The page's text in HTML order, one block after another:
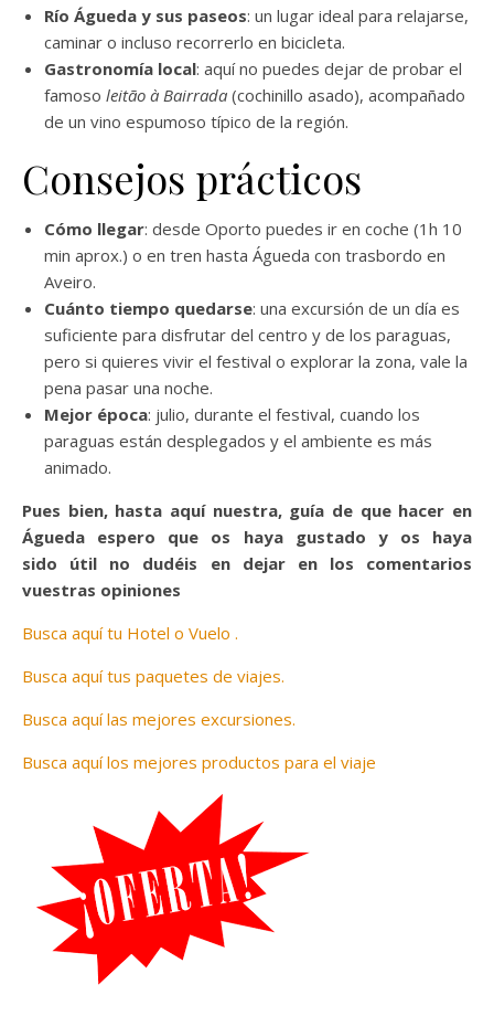
Río Águeda y sus paseos: un lugar ideal para relajarse,
caminar o incluso recorrerlo en bicicleta.
Gastronomía local: aquí no puedes dejar de probar el
famoso leitão à Bairrada (cochinillo asado), acompañado
de un vino espumoso típico de la región.
Consejos prácticos
Cómo llegar: desde Oporto puedes ir en coche (1h 10
min aprox.) o en tren hasta Águeda con trasbordo en
Aveiro.
Cuánto tiempo quedarse: una excursión de un día es
suficiente para disfrutar del centro y de los paraguas,
pero si quieres vivir el festival o explorar la zona, vale la
pena pasar una noche.
Mejor época: julio, durante el festival, cuando los
paraguas están desplegados y el ambiente es más
animado.
Pues bien, hasta aquí nuestra, guía de que hacer en
Águeda espero que os haya gustado y os haya
sido útil no dudéis en dejar en los comentarios
vuestras opiniones
Busca aquí tu Hotel o Vuelo .
Busca aquí tus paquetes de viajes.
Busca aquí las mejores excursiones.
Busca aquí los mejores productos para el viaje